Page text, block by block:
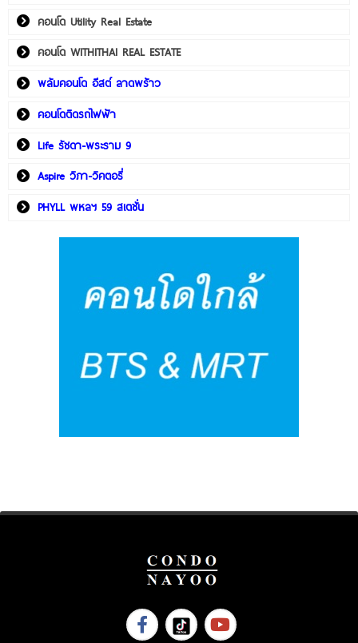
คอนโด Utility Real Estate
คอนโด WITHITHAI REAL ESTATE
พลัมคอนโด อีสต์ ลาดพร้าว
คอนโดติดรถไฟฟ้า
Life รัชดา-พระราม 9
Aspire วิภา-วิคตอรี่
PHYLL พหลฯ 59 สเตชั่น